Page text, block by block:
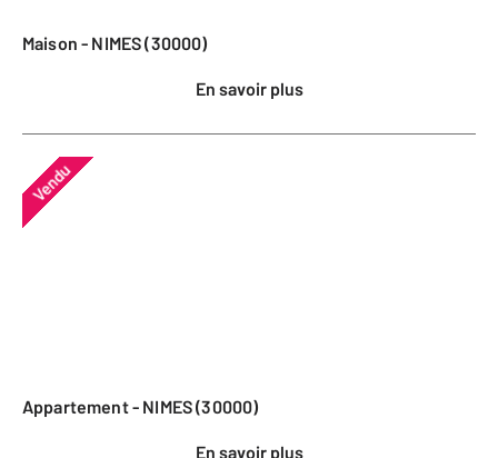
Maison - NIMES (30000)
En savoir plus
Vendu
Appartement - NIMES (30000)
En savoir plus